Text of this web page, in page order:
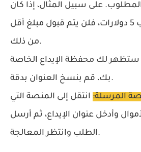
المطلوب. على سبيل المثال، إذا كان
الحد الأدنى للسحب 5 دولارات، فلن يتم قبول مبلغ أقل
من ذلك.
ستظهر لك محفظة الإيداع الخاصة
بك، قم بنسخ العنوان بدقة.
المرسلة: انتقل إلى المنصة التي
وأدخل عنوان الإيداع، ثم أرسل
الطلب وانتظر المعالجة.